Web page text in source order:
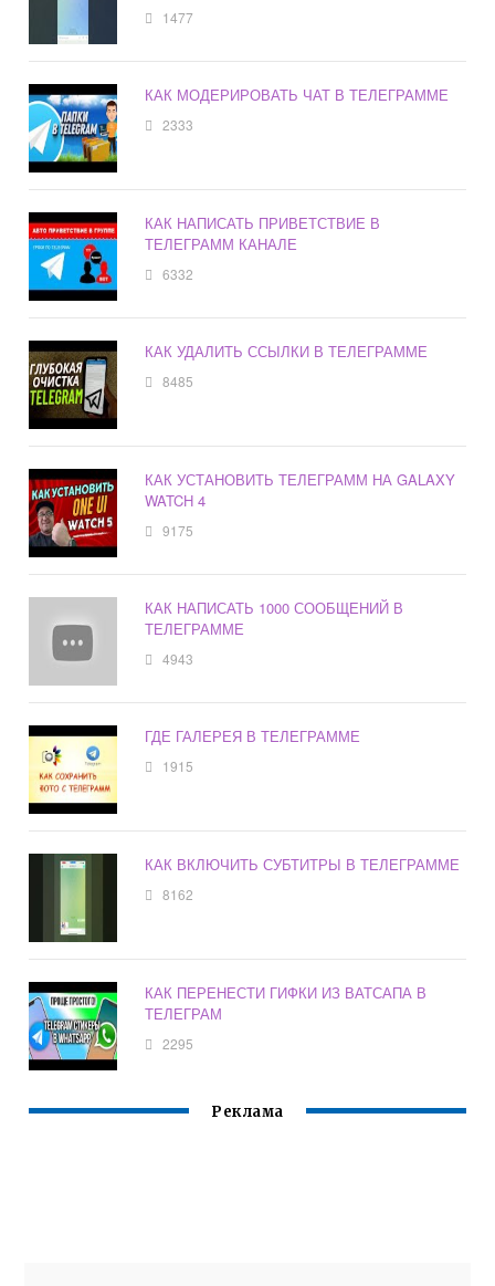
1477
КАК МОДЕРИРОВАТЬ ЧАТ В ТЕЛЕГРАММЕ
2333
КАК НАПИСАТЬ ПРИВЕТСТВИЕ В
ТЕЛЕГРАММ КАНАЛЕ
6332
КАК УДАЛИТЬ ССЫЛКИ В ТЕЛЕГРАММЕ
8485
КАК УСТАНОВИТЬ ТЕЛЕГРАММ НА GALAXY
WATCH 4
9175
КАК НАПИСАТЬ 1000 СООБЩЕНИЙ В
ТЕЛЕГРАММЕ
4943
ГДЕ ГАЛЕРЕЯ В ТЕЛЕГРАММЕ
1915
КАК ВКЛЮЧИТЬ СУБТИТРЫ В ТЕЛЕГРАММЕ
8162
КАК ПЕРЕНЕСТИ ГИФКИ ИЗ ВАТСАПА В
ТЕЛЕГРАМ
2295
Реклама